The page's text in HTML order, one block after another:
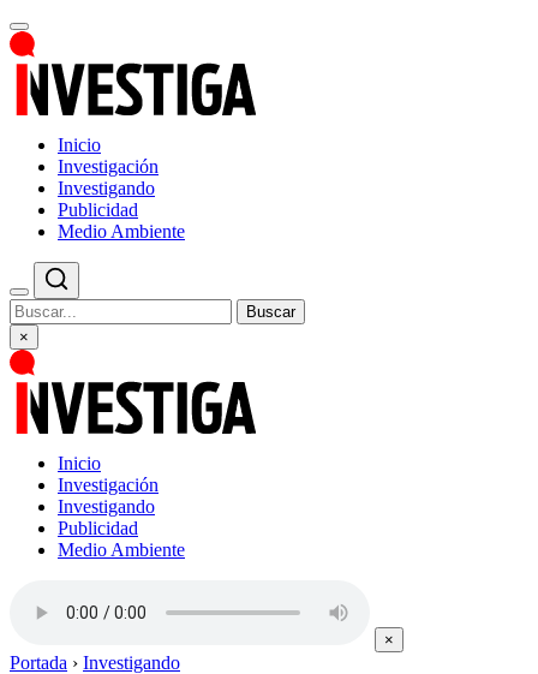
Inicio
Investigación
Investigando
Publicidad
Medio Ambiente
Buscar
×
Inicio
Investigación
Investigando
Publicidad
Medio Ambiente
×
Portada › Investigando